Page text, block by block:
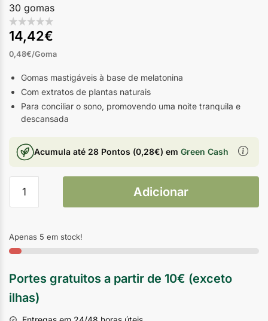
30 gomas
14,42€
0,48€/Goma
Gomas mastigáveis à base de melatonina
Com extratos de plantas naturais
Para conciliar o sono, promovendo uma noite tranquila e
descansada
Acumula até 28 Pontos (0,28€) em Green Cash
Adicionar
Apenas 5 em stock!
Portes gratuitos a partir de 10€ (exceto
ilhas)